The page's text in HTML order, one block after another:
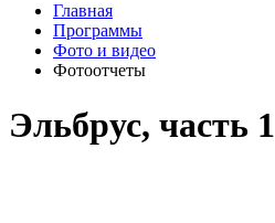
Главная
Программы
Фото и видео
Фотоотчеты
Эльбрус, часть 1